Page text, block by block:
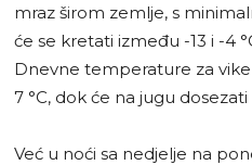
mraz širom zemlje, s
će se kretati između -13 i -4
Dnevne temperature za
7 °C, dok će na jugu dosezati
Već u noći sa nedjelje na